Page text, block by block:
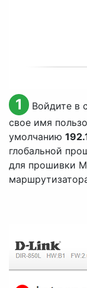
1
Войдите в
свое имя
умолчанию
глобальной
для прошивки